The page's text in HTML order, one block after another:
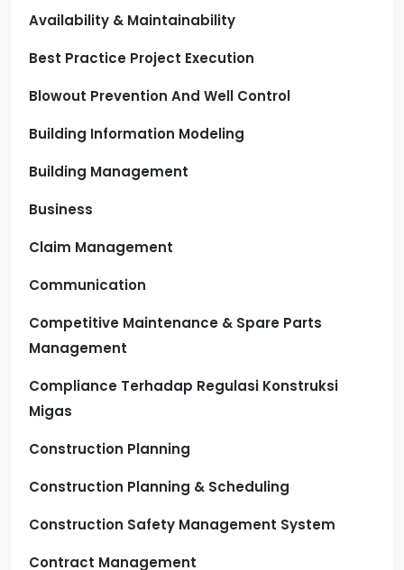
Availability & Maintainability
Best Practice Project Execution
Blowout Prevention And Well Control
Building Information Modeling
Building Management
Business
Claim Management
Communication
Competitive Maintenance & Spare Parts
Management
Compliance Terhadap Regulasi Konstruksi
Migas
Construction Planning
Construction Planning & Scheduling
Construction Safety Management System
Contract Management